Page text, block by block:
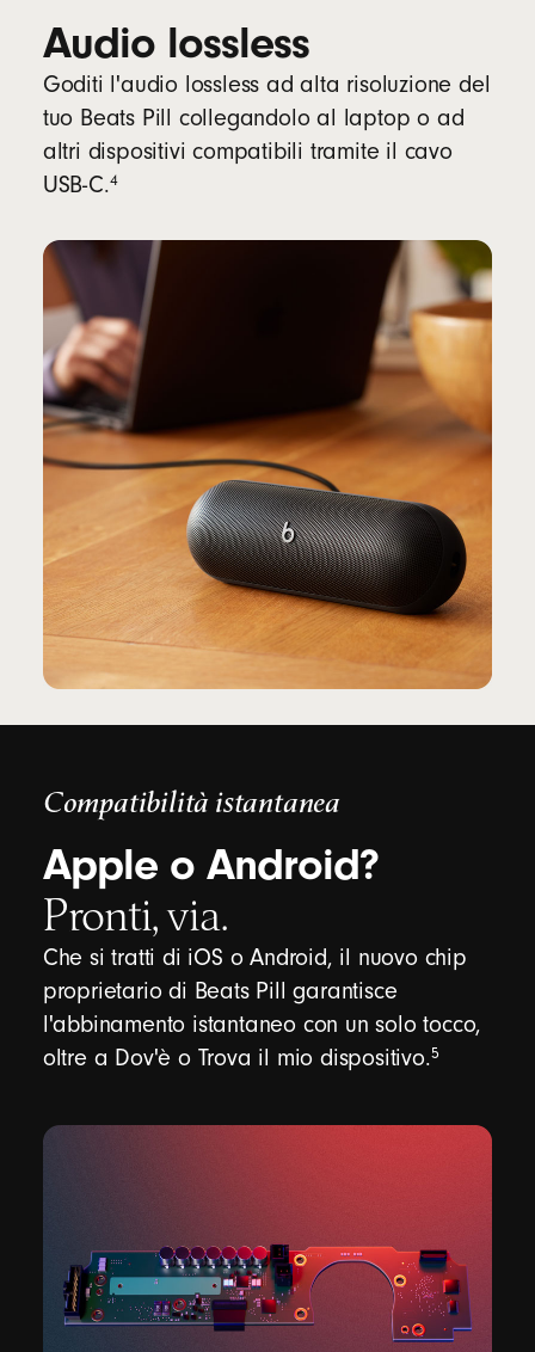
Audio lossless
Goditi l'audio lossless ad alta risoluzione del
tuo Beats Pill collegandolo al laptop o ad
altri dispositivi compatibili tramite il cavo
USB-C.Nota
4
Compatibilità istantanea
Apple o Android?
Pronti, via.
Che si tratti di iOS o Android, il nuovo chip
proprietario di Beats Pill garantisce
l'abbinamento istantaneo con un solo tocco,
oltre a Dov'è o Trova il mio dispositivo.Nota
5